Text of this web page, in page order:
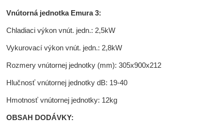
Vnútorná jednotka Emura 3:
Chladiaci výkon vnút. jedn.: 2,5kW
Vykurovací výkon vnút. jedn.: 2,8kW
Rozmery vnútornej jednotky (mm): 305x900x212
Hlučnosť vnútornej jednotky dB: 19-40
Hmotnosť vnútornej jednotky: 12kg
OBSAH DODÁVKY: